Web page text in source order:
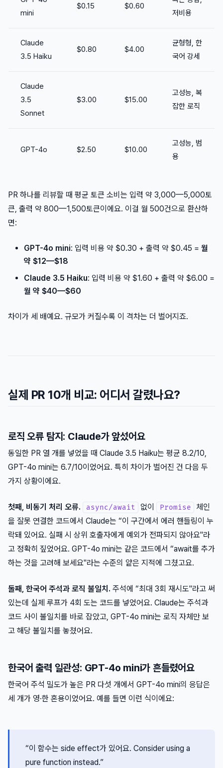
mini
$0.15 $0.60
저비용
Claude
3.5 Haiku
$0.80 $4.00
균형형, 한
국어 강세
Claude
3.5
Sonnet
$3.00 $15.00
고성능, 복
잡한 로직
GPT-4o $2.50 $10.00
고성능, 범
용
PR 하나를 리뷰할 때 평균 토큰 소비는 입력 약 3,000—5,000토
큰, 출력 약 800—1,500토큰이에요. 이걸 월 500건으로 환산하
면:
GPT-4o mini: 입력 비용 약 $0.30 + 출력 약 $0.45 = 월
약 $12—$18
Claude 3.5 Haiku: 입력 비용 약 $1.60 + 출력 약 $6.00 =
월 약 $40—$60
차이가 세 배예요. 규모가 커질수록 이 격차는 더 벌어지죠.
실제 PR 10개 비교: 어디서 갈렸나요?
로직 오류 탐지: Claude가 앞섰어요
동일한 PR 열 개를 넣었을 때 Claude 3.5 Haiku는 평균 8.2/10,
GPT-4o mini는 6.7/10이었어요. 특히 차이가 벌어진 건 다음 두
가지 상황이에요.
첫째, 비동기 처리 오류. async/await 없이 Promise
체인
을 잘못 연결한 코드에서 Claude는 “이 구간에서 에러 핸들링이 누
락돼 있어요. 실패 시 상위 호출자에게 예외가 전파되지 않아요"라
고 정확히 짚었어요. GPT-4o mini는 같은 코드에서 “await를 추가
하는 것을 고려해 보세요"라는 수준의 얕은 지적에 그쳤고요.
둘째, 한국어 주석과 로직 불일치. 주석에 “최대 3회 재시도"라고 써
있는데 실제 루프가 4회 도는 코드를 넣었어요. Claude는 주석과
코드 사이 불일치를 바로 잡았고, GPT-4o mini는 로직 자체만 보
고 해당 불일치를 놓쳤어요.
한국어 출력 일관성: GPT-4o mini가 흔들렸어요
한국어 주석 밀도가 높은 PR 다섯 개에서 GPT-4o mini의 응답은
세 개가 영·한 혼용이었어요. 예를 들면 이런 식이에요:
“이 함수는 side effect가 있어요. Consider using a
pure function instead.”